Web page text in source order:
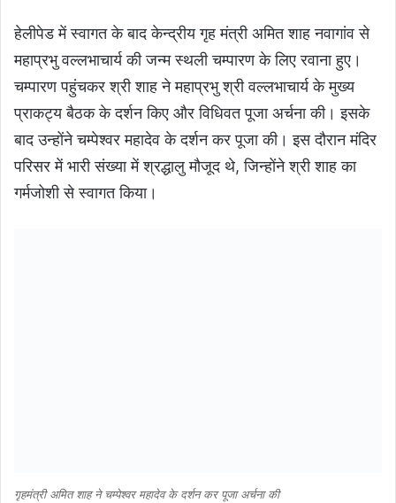
हेलीपेड में स्वागत के बाद केन्द्रीय गृह मंत्री अमित शाह नवागांव से
महाप्रभु वल्लभाचार्य की जन्म स्थली चम्पारण के लिए रवाना हुए।
चम्पारण पहुंचकर श्री शाह ने महाप्रभु श्री वल्लभाचार्य के मुख्य
प्राकट्य बैठक के दर्शन किए और विधिवत पूजा अर्चना की। इसके
बाद उन्होंने चम्पेश्वर महादेव के दर्शन कर पूजा की। इस दौरान मंदिर
परिसर में भारी संख्या में श्रद्धालु मौजूद थे, जिन्होंने श्री शाह का
गर्मजोशी से स्वागत किया।
गृहमंत्री अमित शाह ने चम्पेश्वर महादेव के दर्शन कर पूजा अर्चना की